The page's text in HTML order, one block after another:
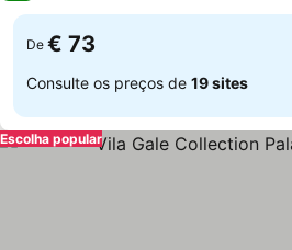
De € 73
Consulte os preços de 19 sites
Escolha popular